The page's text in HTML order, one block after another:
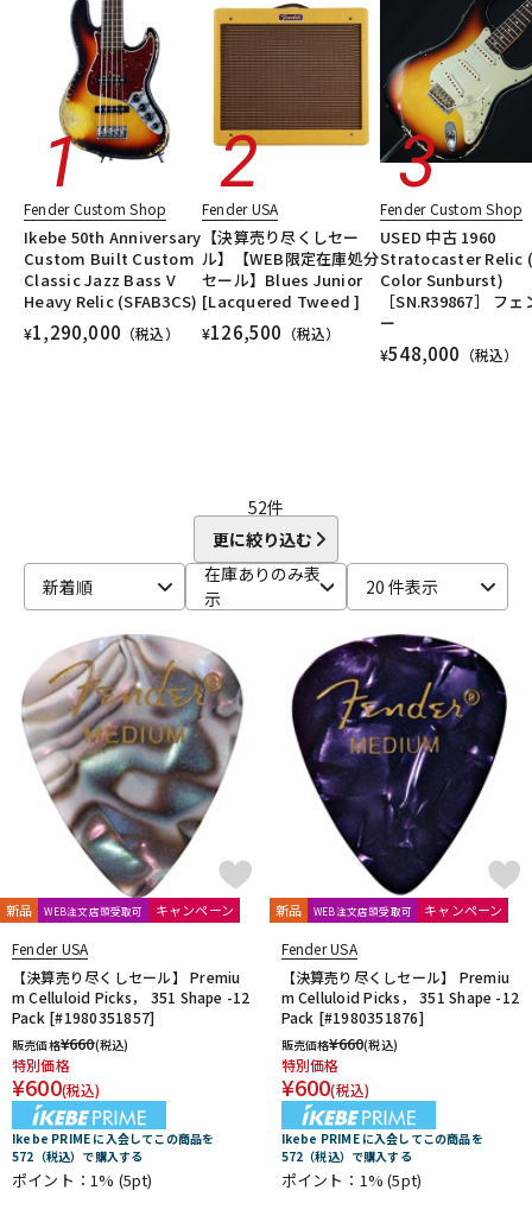
管楽器 その他楽器
アンプ エフェクター
DJ機器
DTM オンライン納品 レコーディング機器
楽器アクセサリ
エレキギター/ジャズマスター・JMタイプ
エレキギター/ジャガー・JGタイプ
エレキギター/ムスタング・MGタイプ
エレキギター/#American Vintage II
エレキギター/#American Ultra
エレキギター/#American Professional
エレキギター/#American Professional II
エレキギター/#American Performer
ギターアンプ・ベースアンプ
エフェクター
楽器アクセサリ
ユーズド
ヴィンテージ ALL
Fender Custom Shop
Ikebe 50th Anniversary
Custom Built Custom
Classic Jazz Bass V
Heavy Relic (SFAB3CS)
¥1,290,000 （税込）
Fender USA
【決算売り尽くしセー
ル】【WEB限定在庫処分
セール】Blues Junior
[Lacquered Tweed ]
¥126,500 （税込）
Fender Custom Shop
USED 中古 1960
Stratocaster Relic
Color Sunburst)
［SN.R39867］ フェ
ー
¥548,000 （税込）
52件
更に絞り込む
新着順
在庫ありのみ表
示
20 件表示
新品 WEB注文店頭受取可 キャンペーン
Fender USA
【決算売り尽くしセール】 Premiu
m Celluloid Picks， 351 Shape -12
Pack [#1980351857]
販売価格¥660(税込)
特別価格
¥600(税込)
Ikebe PRIME に入会してこの商品を
572（税込）で購入する
ポイント：1% (5pt)
新品 WEB注文店頭受取可 キャンペーン
Fender USA
【決算売り尽くしセール】 Premiu
m Celluloid Picks， 351 Shape -12
Pack [#1980351876]
販売価格¥660(税込)
特別価格
¥600(税込)
Ikebe PRIME に入会してこの商品を
572（税込）で購入する
ポイント：1%(5pt)